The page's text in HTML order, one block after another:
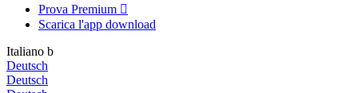
Prova Premium 
Scarica l'app download
Italiano b
Deutsch
Deutsch